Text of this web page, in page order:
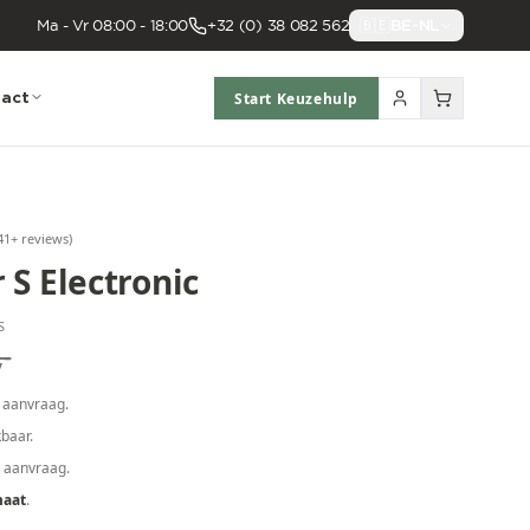
Ma - Vr 08:00 - 18:00 +32 (0) 38 082 562
Start Keuzehulp
+ reviews)
Electronic
.